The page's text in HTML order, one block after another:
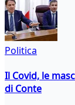
Politica
Il Covid, le
di Conte